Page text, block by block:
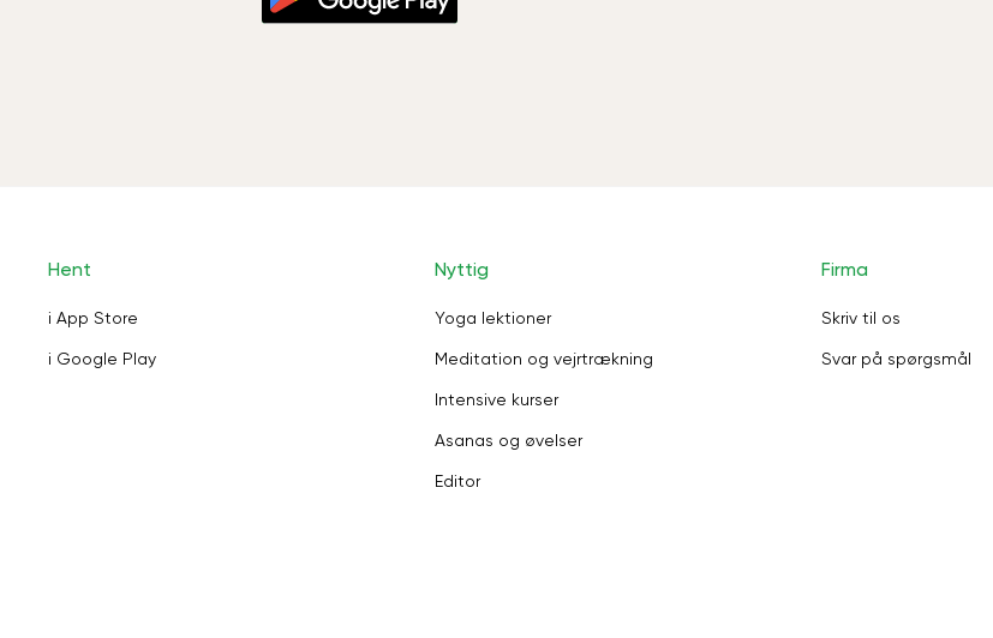
Hent
i App Store
i Google Play
Nyttig
Yoga lektioner
Meditation og vejrtrækning
Intensive kurser
Asanas og øvelser
Editor
Firma
Skriv til os
Svar på spørgsmål